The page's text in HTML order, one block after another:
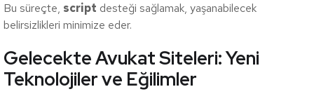
Bu süreçte, script desteği sağlamak, yaşanabilecek
belirsizlikleri minimize eder.
Gelecekte Avukat Siteleri: Yeni
Teknolojiler ve Eğilimler